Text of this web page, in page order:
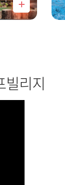
빌리지